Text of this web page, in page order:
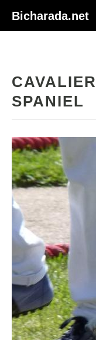
Bicharada.net
SPANIEL